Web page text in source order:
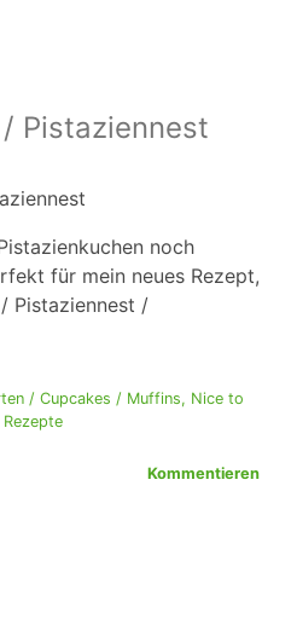
Pistaziennest
noch
für mein neues Rezept,
Pistaziennest /
/ Cupcakes / Muffins, Nice to
Rezepte
Kommentieren